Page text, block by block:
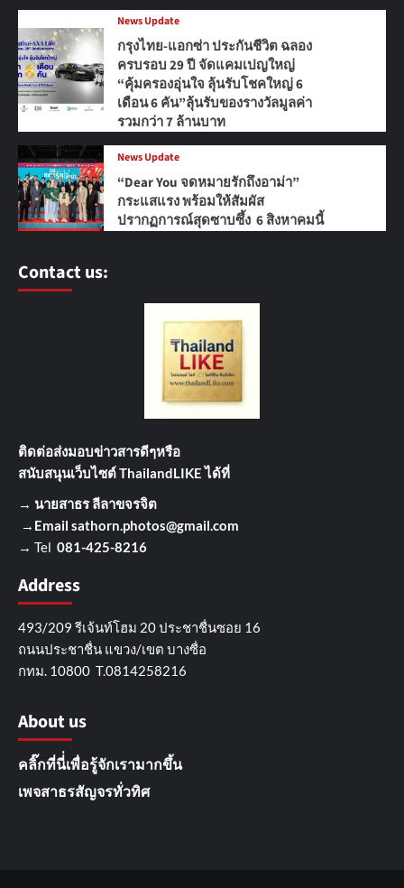
News Update
กรุงไทย-แอกซ่า ประกันชีวิต ฉลอง
ครบรอบ 29 ปี จัดแคมเปญใหญ่
“คุ้มครองอุ่นใจ ลุ้นรับโชคใหญ่ 6
เดือน 6 คัน”ลุ้นรับของรางวัลมูลค่า
รวมกว่า 7 ล้านบาท
News Update
“Dear You จดหมายรักถึงอาม่า”
กระแสแรง พร้อมให้สัมผัส
ปรากฏการณ์สุดซาบซึ้ง 6 สิงหาคมนี้
Contact us:
ติดต่อส่งมอบข่าวสารดีๆหรือ
สนับสนุนเว็บไซต์ ThailandLIKE ได้ที่
→ นายสาธร ลีลาขจรจิต
→Email sathorn.photos@gmail.com
→ Tel 081-425-8216
Address
493/209 รีเจ้นท์โฮม 20 ประชาชื่นซอย 16
ถนนประชาชื่น แขวง/เขต บางซื่อ
กทม. 10800 T.0814258216
About us
คลิ๊กที่นี่่เพื่อรู้จักเรามากขึ้น
เพจสาธรสัญจรทั่วทิศ